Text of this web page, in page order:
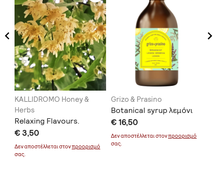
KALLIDROMO Honey &
Herbs
Relaxing Flavours.
€ 3,50
Δεν αποστέλλεται στονπροορισμό
σας.
Grizo & Prasino
Botanical syrup λεμόνι
€ 16,50
Δεν αποστέλλεται στονπροορισμό
σας.